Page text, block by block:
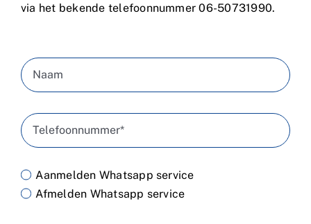
via het bekende telefoonnummer 06-50731990.
Aanmelden Whatsapp service
Afmelden Whatsapp service